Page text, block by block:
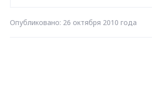
Опубликовано: 26 октября 2010 года